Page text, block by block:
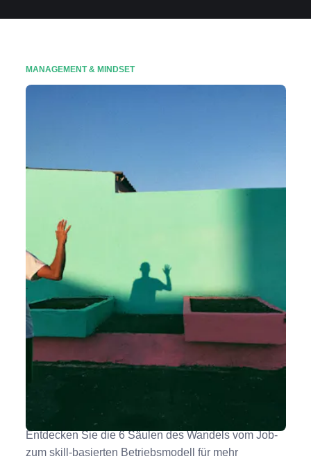
MANAGEMENT & MINDSET
über Talente nachdenken, grundlegend ändert
Entdecken Sie die 6 Säulen des Wandels vom Job-
zum skill-basierten Betriebsmodell für mehr